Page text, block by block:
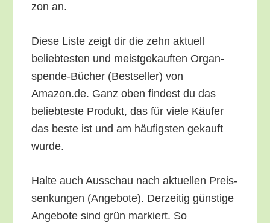
zon an.
Die­se Lis­te zeigt dir die zehn aktu­ell
belieb­tes­ten und meist­ge­kauf­ten Organ­
spen­de-Bücher (Best­sel­ler) von
Amazon.de. Ganz oben fin­dest du das
belieb­tes­te Pro­dukt, das für vie­le Käu­fer
das bes­te ist und am häu­figs­ten gekauft
wurde.
Hal­te auch Aus­schau nach aktu­el­len Preis­
sen­kun­gen (Ange­bo­te). Der­zei­tig güns­ti­ge
Ange­bo­te sind grün mar­kiert. So